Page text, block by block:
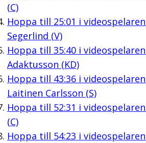
(C)
Hoppa till 25:01 i videospelaren
Segerlind (V)
Hoppa till 35:40i videospelaren
Adaktusson (KD)
Hoppa till 43:36i videospelaren
Laitinen Carlsson (S)
Hoppa till 52:31 i videospelaren
(C)
Hoppa till 54:23 i videospelaren